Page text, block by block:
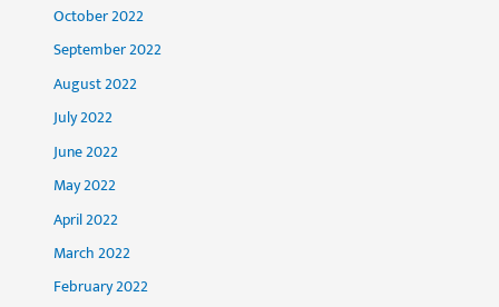
October 2022
September 2022
August 2022
July 2022
June 2022
May 2022
April 2022
March 2022
February 2022